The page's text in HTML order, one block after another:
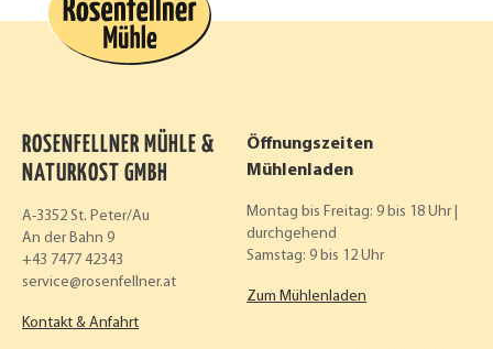
ROSENFELLNER MÜHLE &
NATURKOST GMBH
A-3352 St. Peter/Au
An der Bahn 9
+43 7477 42343
service
rosenfellner.at
Kontakt & Anfahrt
Öffnungszeiten
Mühlenladen
Montag bis Freitag: 9 bis 18 Uhr |
durchgehend
Samstag: 9 bis 12 Uhr
Zum Mühlenladen